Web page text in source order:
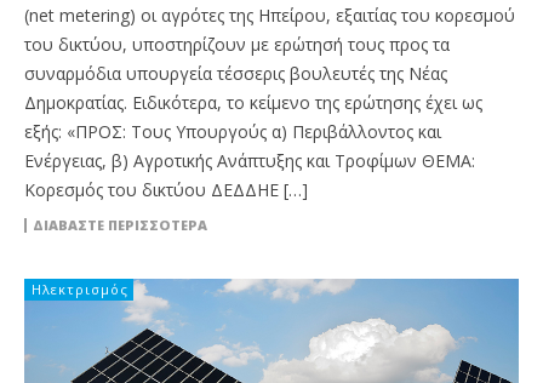
(net metering) οι αγρότες της Ηπείρου, εξαιτίας του κορεσμού
του δικτύου, υποστηρίζουν με ερώτησή τους προς τα
συναρμόδια υπουργεία τέσσερις βουλευτές της Νέας
Δημοκρατίας. Ειδικότερα, το κείμενο της ερώτησης έχει ως
εξής: «ΠΡΟΣ: Τους Υπουργούς α) Περιβάλλοντος και
Ενέργειας, β) Αγροτικής Ανάπτυξης και Τροφίμων ΘΕΜΑ:
Κορεσμός του δικτύου ΔΕΔΔΗΕ […]
ΔΙΑΒΆΣΤΕ ΠΕΡΙΣΣΌΤΕΡΑ
Ηλεκτρισμός